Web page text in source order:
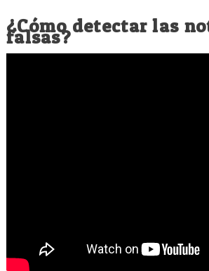
¿Cómo detectar las
falsas?